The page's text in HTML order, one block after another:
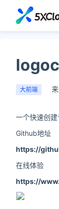
大前端 来
一个快速创
Github地址
https://
在线体验
https://